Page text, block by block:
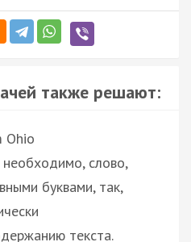
также решают:
Ohio
слово,
буквами, так,
текста.